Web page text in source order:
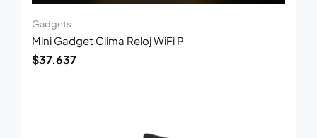
Gadgets
Mini Gadget Clima Reloj WiFi P
$37.637